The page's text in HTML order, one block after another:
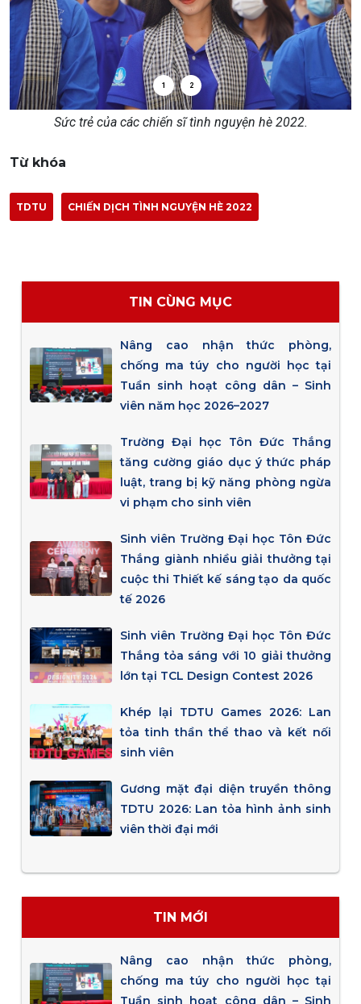
1 2
Sức trẻ của các chiến sĩ tình nguyện hè 2022.
Từ khóa
TDTU CHIẾN DỊCH TÌNH NGUYỆN HÈ 2022
TIN CÙNG MỤC
Nâng cao nhận thức phòng,
chống ma túy cho người học tại
Tuần sinh hoạt công dân – Sinh
viên năm học 2026–2027
Trường Đại học Tôn Đức Thắng
tăng cường giáo dục ý thức pháp
luật, trang bị kỹ năng phòng ngừa
vi phạm cho sinh viên
Sinh viên Trường Đại học Tôn Đức
Thắng giành nhiều giải thưởng tại
cuộc thi Thiết kế sáng tạo da quốc
tế 2026
Sinh viên Trường Đại học Tôn Đức
Thắng tỏa sáng với 10 giải thưởng
lớn tại TCL Design Contest 2026
Khép lại TDTU Games 2026: Lan
tỏa tinh thần thể thao và kết nối
sinh viên
Gương mặt đại diện truyền thông
TDTU 2026: Lan tỏa hình ảnh sinh
viên thời đại mới
TIN MỚI
Nâng cao nhận thức phòng,
chống ma túy cho người học tại
Tuần sinh hoạt công dân – Sinh